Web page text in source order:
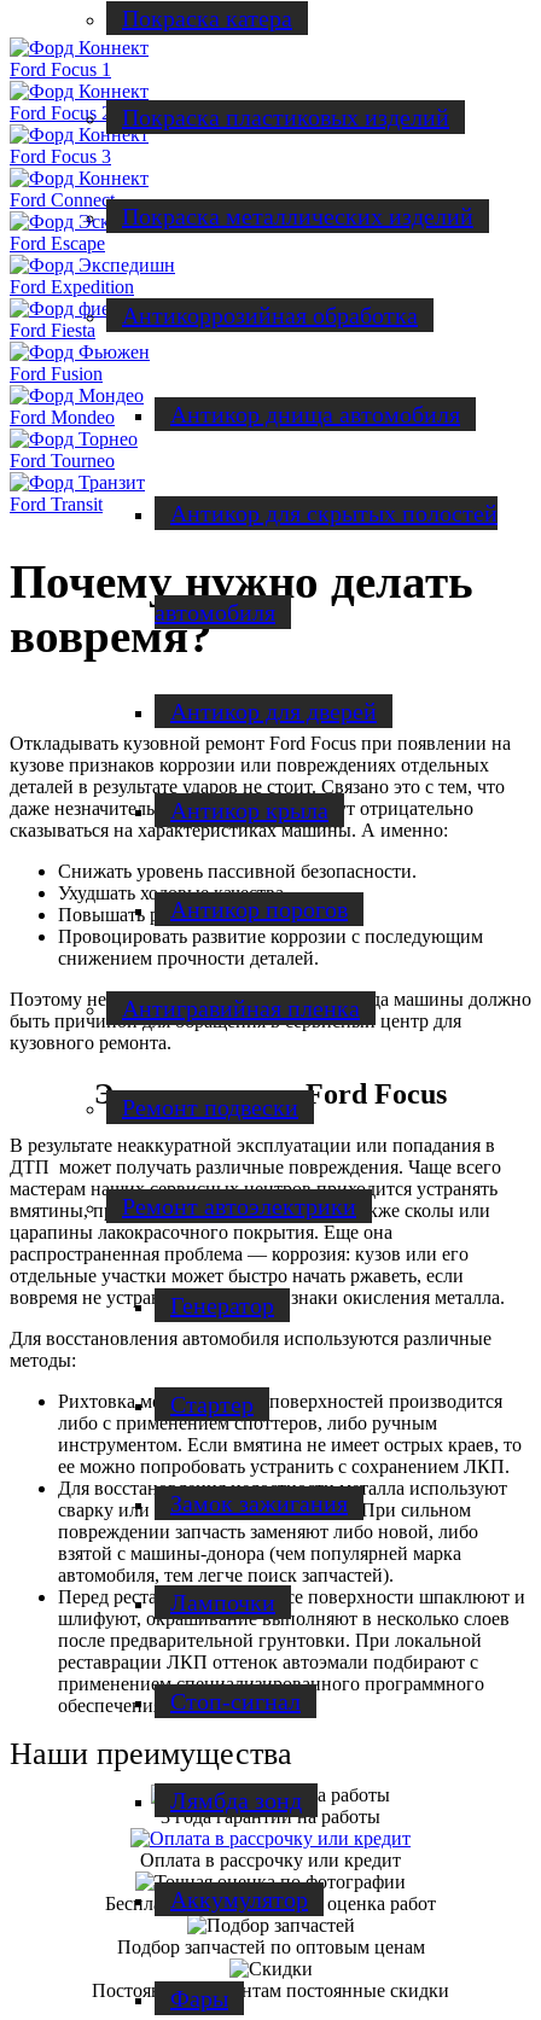
Покраска катера
Покраска пластиковых изделий
Покраска металлических изделий
Антикоррозийная обработка
Антикор днища автомобиля
Антикор для скрытых полостей
автомобиля
Антикор для дверей
Антикор крыла
Антикор порогов
Антигравийная пленка
Ремонт подвески
Ремонт автоэлектрики
Генератор
Стартер
Замок зажигания
Лампочки
Стоп-сигнал
Лямбда зонд
Аккумулятор
Фары
Ford Focus 1
Ford Focus 2
Ford Focus 3
Ford Connect
Ford Escape
Ford Expedition
Ford Fiesta
Ford Fusion
Ford Mondeo
Ford Tourneo
Ford Transit
Почему нужно делать
вовремя?
Откладывать кузовной ремонт Ford Focus при появлении на
кузове признаков коррозии или повреждениях отдельных
деталей в результате ударов не стоит. Связано это с тем, что
даже незначительные повреждения могут отрицательно
сказываться на характеристиках машины. А именно:
Снижать уровень пассивной безопасности.
Ухудшать ходовые качества.
Повышать расход топлива.
Провоцировать развитие коррозии с последующим
снижением прочности деталей.
Поэтому не только ухудшение внешнего вида машины должно
быть причиной для обращения в сервисный центр для
кузовного ремонта.
Этапы ремонта Ford Focus
В результате неаккуратной эксплуатации или попадания в
ДТП может получать различные повреждения. Чаще всего
мастерам наших сервисных центров приходится устранять
вмятины, пробоины, разрывы металла, а также сколы или
царапины лакокрасочного покрытия. Еще она
распространенная проблема — коррозия: кузов или его
отдельные участки может быстро начать ржаветь, если
вовремя не устранить первые признаки окисления металла.
Для восстановления автомобиля используются различные
методы:
Рихтовка металлических поверхностей производится
либо с применением споттеров, либо ручным
инструментом. Если вмятина не имеет острых краев, то
ее можно попробовать устранить с сохранением ЛКП.
Для восстановления целостности металла используют
сварку или устанавливают заплаты. При сильном
повреждении запчасть заменяют либо новой, либо
взятой с машины-донора (чем популярней марка
автомобиля, тем легче поиск запчастей).
Перед реставрацией ЛКП все поверхности шпаклюют и
шлифуют, окрашивание выполняют в несколько слоев
после предварительной грунтовки. При локальной
реставрации ЛКП оттенок автоэмали подбирают с
применением специализированного программного
обеспечения.
Наши преимущества
3 года гарантии на работы
Оплата в рассрочку или кредит
Бесплатная диагностика и оценка работ
Подбор запчастей по оптовым ценам
Постоянным клиентам постоянные скидки